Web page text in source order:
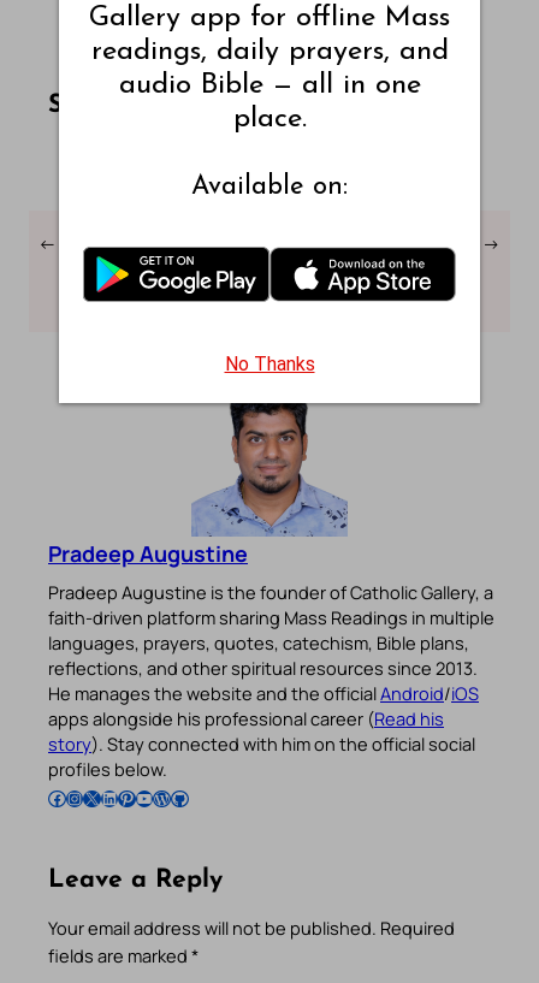
Share: Share this article on Facebook Share this article on WhatsApp Share this article on LinkedIn Share this article on X Share this article on Telegram Email this Article
←
Canticum Canticorum
capitulum – 8 – Clementine
Vulgate
Isaias capitulum – 2
– Clementine
Vulgate
→
Pradeep Augustine
Pradeep Augustine is the founder of Catholic Gallery, a
faith-driven platform sharing Mass Readings in multiple
languages, prayers, quotes, catechism, Bible plans,
reflections, and other spiritual resources since 2013.
He manages the website and the officialAndroid/iOS
apps alongside his professional career (Read his
story). Stay connected with him on the official social
profiles below.
Follow Pradeep on Facebook Follow Pradeep on InstagramFollow Pradeep on X Follow Pradeep on LinkedIn Follow Pradeep on Pinterest Subscribe to Pradeep’s Youtube Channel Follow Pradeep on WordPress Follow Pradeep on GitHub
Leave a Reply
Your email address will not be published. Required
fields are marked *
Gallery app for offline Mass
readings, daily prayers, and
audio Bible — all in one
place.
Available on:
No Thanks